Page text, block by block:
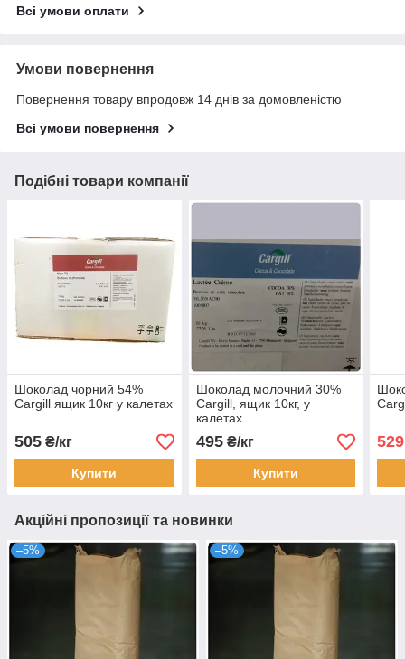
Всі умови оплати
Умови повернення
Повернення товару впродовж 14 днів за домовленістю
Всі умови повернення
Подібні товари компанії
Шоколад чорний 54%
Cargill ящик 10кг у калетах
505 ₴/кг
Купити
Шоколад молочний 30%
Cargill, ящик 10кг, у
калетах
495₴/кг
Купити
529
Акційні пропозиції та новинки
–5% –5%